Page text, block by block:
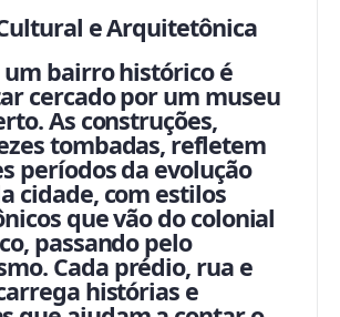
e Arquitetônica
bairro histórico é
cercado por um museu
As construções,
tombadas, refletem
períodos da evolução
cidade, com estilos
que vão do colonial
passando pelo
Cada prédio, rua e
histórias e